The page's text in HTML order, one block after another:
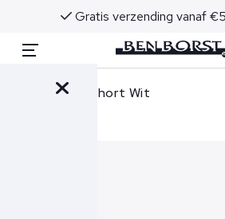
Gratis verzending vanaf
Tramarossa Short Wit